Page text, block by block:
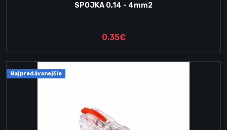
SPOJKA 0,14 - 4mm2
0.35€
Najpredávanejšie